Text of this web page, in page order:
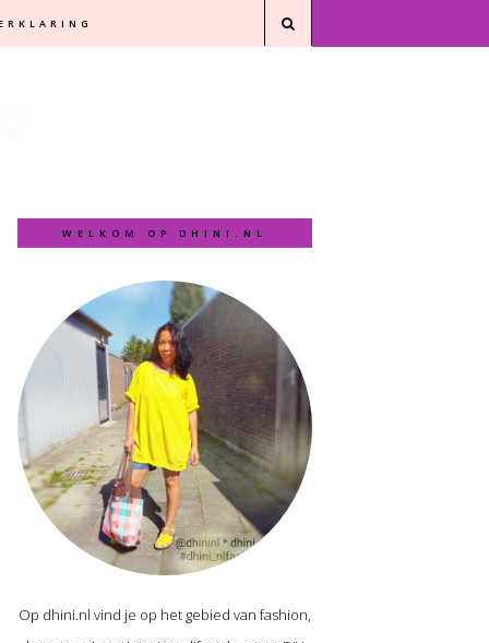
WELKOM OP DHINI.NL
Op dhini.nl vind je op het gebied van fashion,